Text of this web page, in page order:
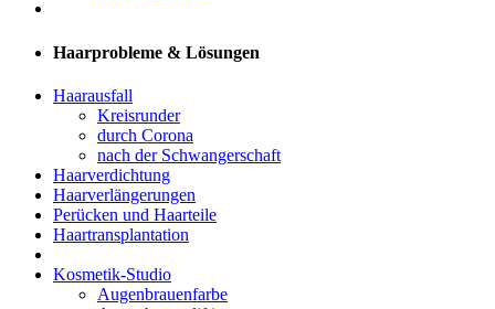
Haarprobleme & Lösungen
Haarausfall
Kreisrunder
durch Corona
nach der Schwangerschaft
Haarverdichtung
Haarverlängerungen
Perücken und Haarteile
Haartransplantation
Kosmetik-Studio
Augenbrauenfarbe